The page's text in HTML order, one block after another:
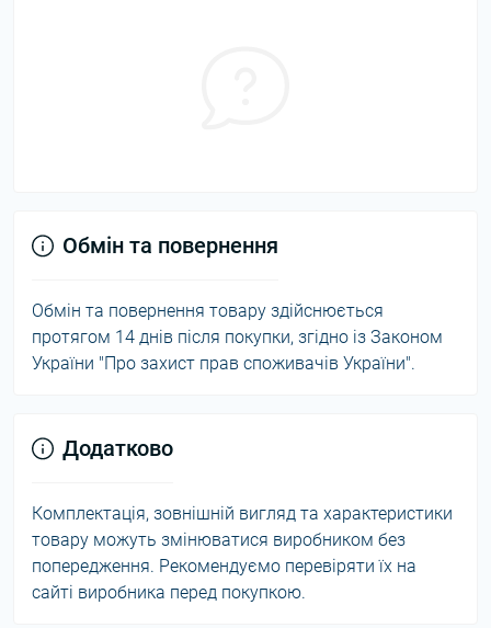
Обмін та повернення
Обмін та повернення товару здійснюється
протягом 14 днів після покупки, згідно із Законом
України "Про захист прав споживачів України".
Додатково
Комплектація, зовнішній вигляд та характеристики
товару можуть змінюватися виробником без
попередження. Рекомендуємо перевіряти їх на
сайті виробника перед покупкою.